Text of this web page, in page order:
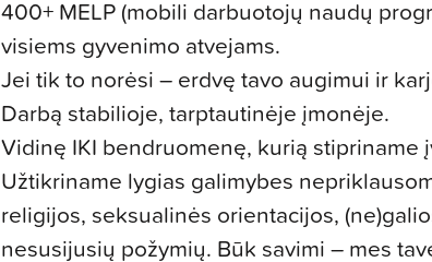
400+ MELP (mobili darbuotojų naudų
visiems gyvenimo atvejams.
Jei tik to norėsi – erdvę tavo augimui ir
Darbą stabilioje, tarptautinėje įmonėje.
Vidinę IKI bendruomenę, kurią stipriname
Užtikriname lygias galimybes
religijos, seksualinės orientacijos,
nesusijusių požymių. Būk savimi – mes